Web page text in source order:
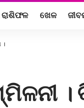
ଖେଳ
।